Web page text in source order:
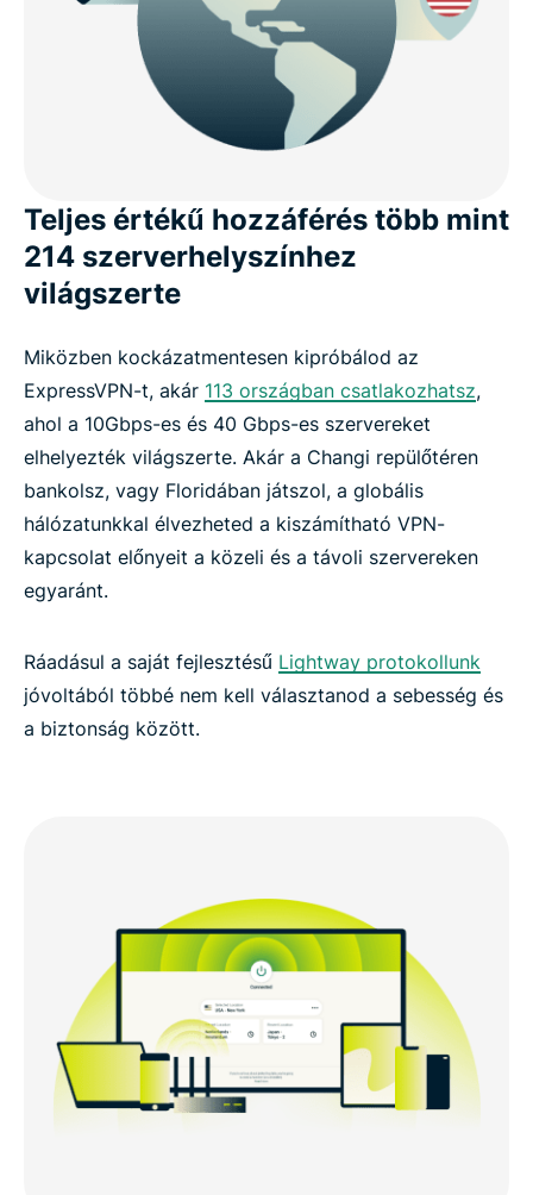
Teljes értékű hozzáférés több mint
214 szerverhelyszínhez
világszerte
Miközben kockázatmentesen kipróbálod az
ExpressVPN-t, akár 113 országban csatlakozhatsz,
ahol a 10Gbps-es és 40 Gbps-es szervereket
elhelyezték világszerte. Akár a Changi repülőtéren
bankolsz, vagy Floridában játszol, a globális
hálózatunkkal élvezheted a kiszámítható VPN-
kapcsolat előnyeit a közeli és a távoli szervereken
egyaránt.
Ráadásul a saját fejlesztésű Lightway protokollunk
jóvoltából többé nem kell választanod a sebesség és
a biztonság között.